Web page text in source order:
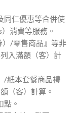
同仁優惠等合併使
消費等服務。
/零售商品』等非
入滿額（客）計
/紙本套餐商品禮
（客）計算。
點。